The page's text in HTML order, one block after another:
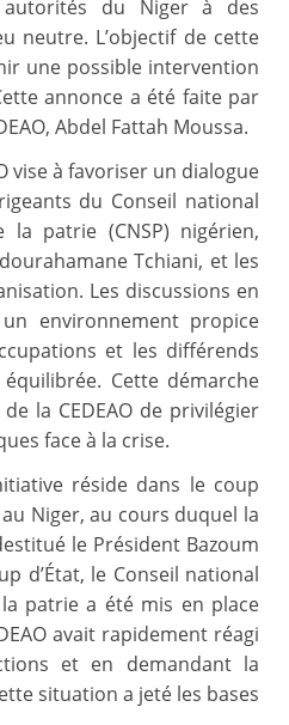
du Niger à des
neutre. L’objectif de cette
une possible intervention
annonce a été faite par
Abdel Fattah Moussa.
vise à favoriser un dialogue
du Conseil national
patrie (CNSP) nigérien,
Tchiani, et les
Les discussions en
environnement propice
et les différends
Cette démarche
la CEDEAO de privilégier
face à la crise.
réside dans le coup
Niger, au cours duquel la
le Président Bazoum
d’État, le Conseil national
patrie a été mis en place
avait rapidement réagi
et en demandant la
situation a jeté les bases